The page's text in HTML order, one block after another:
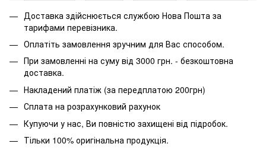
Доставка здійснюється службою Нова Пошта за
тарифами перевізника.
Оплатіть замовлення зручним для Вас способом.
При замовленні на суму від 3000 грн. - безкоштовна
доставка.
Накладений платіж (за передплатою 200грн)
Сплата на розрахунковий рахунок
Купуючи у нас, Ви повністю захищені від підробок.
Тільки 100% оригінальна продукція.